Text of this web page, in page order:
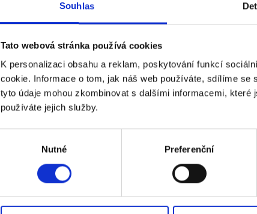
Souhlas
Tato webová stránka používá cookies
K personalizaci obsahu a reklam, poskytování funkcí
cookie. Informace o tom, jak náš web používáte, sdílíme
tyto údaje mohou zkombinovat s dalšími informacemi,
používáte jejich služby.
Nutné Preferenční
Přijdu s doprovodem.
Souhlasím se zpracováním osobních